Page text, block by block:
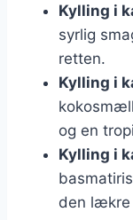
Kylling i
syrlig
retten.
Kylling i
og en
Kylling i
den lækre